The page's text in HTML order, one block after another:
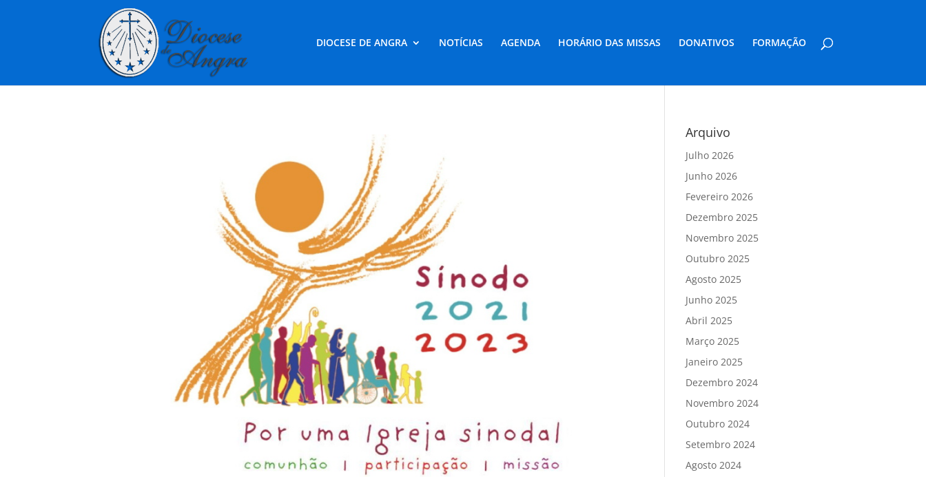
DIOCESE DE ANGRA NOTÍCIAS AGENDA HORÁRIO DAS MISSAS DONATIVOS FORMAÇÃO
Arquivo
Julho 2026
Junho 2026
Fevereiro 2026
Dezembro 2025
Novembro 2025
Outubro 2025
Agosto 2025
Junho 2025
Abril 2025
Março 2025
Janeiro 2025
Dezembro 2024
Novembro 2024
Outubro 2024
Setembro 2024
Agosto 2024